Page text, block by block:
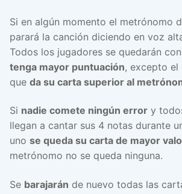
Si en algún momento el metrónomo
parará la canción diciendo en voz
Todos los jugadores se quedarán
tenga mayor puntuación, excepto el
que da su carta superior al
Si nadie comete ningún error y
llegan a cantar sus 4 notas durante
uno se queda su carta de mayor
metrónomo no se queda ninguna.
Se barajarán de nuevo todas las